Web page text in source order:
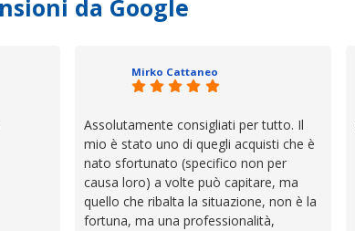
da Google
Mirko Cattaneo
Assolutamente consigliati per tutto. Il
mio è stato uno di quegli acquisti che è
nato sfortunato (specifico non per
causa loro) a volte può capitare, ma
quello che ribalta la situazione, non è la
fortuna, ma una professionalità,